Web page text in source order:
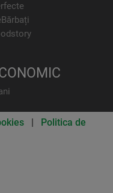
| Politica de